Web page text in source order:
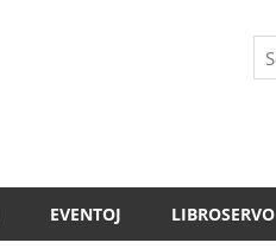
EVENTOJ LIBROSERVO